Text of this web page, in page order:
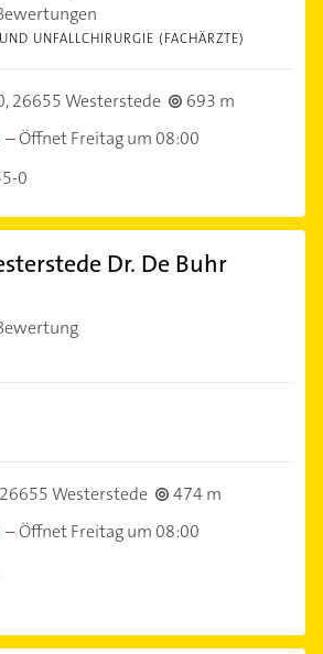
UNFALLCHIRURGIE (FACHÄRZTE)
26655 Westerstede
693 m
–Öffnet Freitag um 08:00
0
Dr. De Buhr
26655 Westerstede
474 m
–Öffnet Freitag um 08:00